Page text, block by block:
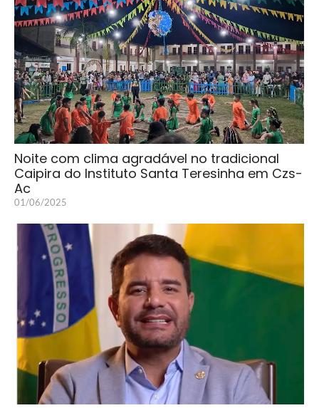
Noite com clima agradável no tradicional
Caipira do Instituto Santa Teresinha em Czs-
Ac
01/06/2025